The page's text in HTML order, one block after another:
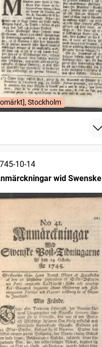
Stockholm
10-14
wid Swenske